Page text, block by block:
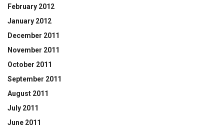
February 2012
January 2012
December 2011
November 2011
October 2011
September 2011
August 2011
July 2011
June 2011